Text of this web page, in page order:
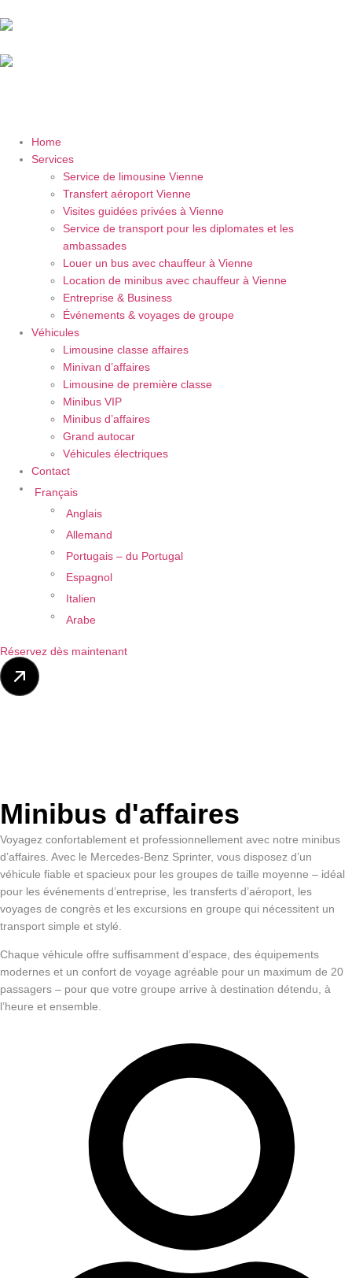
Home
Services
Service de limousine Vienne
Transfert aéroport Vienne
Visites guidées privées à Vienne
Service de transport pour les diplomates et les
ambassades
Louer un bus avec chauffeur à Vienne
Location de minibus avec chauffeur à Vienne
Entreprise & Business
Événements & voyages de groupe
Véhicules
Limousine classe affaires
Minivan d’affaires
Limousine de première classe
Minibus VIP
Minibus d’affaires
Grand autocar
Véhicules électriques
Contact
Français
Anglais
Allemand
Portugais – du Portugal
Espagnol
Italien
Arabe
Réservez dès maintenant
Minibus d'affaires
Voyagez confortablement et professionnellement avec notre minibus
d’affaires. Avec le Mercedes-Benz Sprinter, vous disposez d’un
véhicule fiable et spacieux pour les groupes de taille moyenne – idéal
pour les événements d’entreprise, les transferts d’aéroport, les
voyages de congrès et les excursions en groupe qui nécessitent un
transport simple et stylé.
Chaque véhicule offre suffisamment d’espace, des équipements
modernes et un confort de voyage agréable pour un maximum de 20
passagers – pour que votre groupe arrive à destination détendu, à
l’heure et ensemble.